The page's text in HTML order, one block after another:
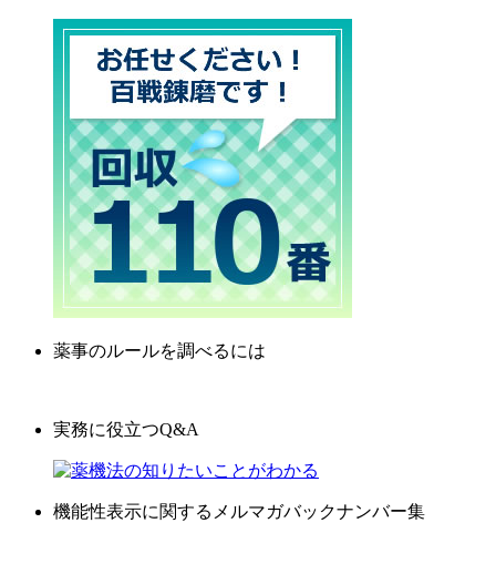
薬事のルールを調べるには
実務に役立つQ&A
機能性表示に関するメルマガバックナンバー集